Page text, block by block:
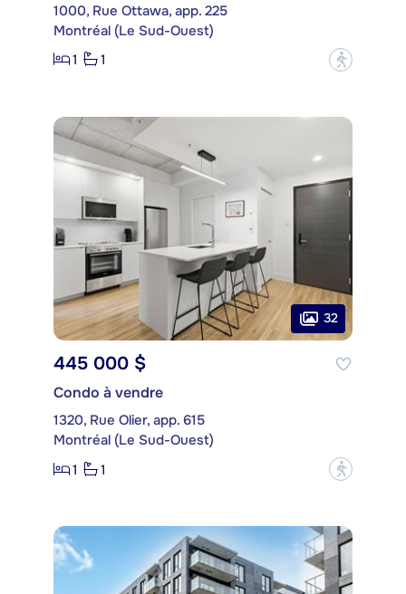
1000, Rue Ottawa, app. 225
Montréal (Le Sud-Ouest)
1
1 ?
32
445 000 $
Condo à vendre
1320, Rue Olier, app. 615
Montréal (Le Sud-Ouest)
1
1 ?